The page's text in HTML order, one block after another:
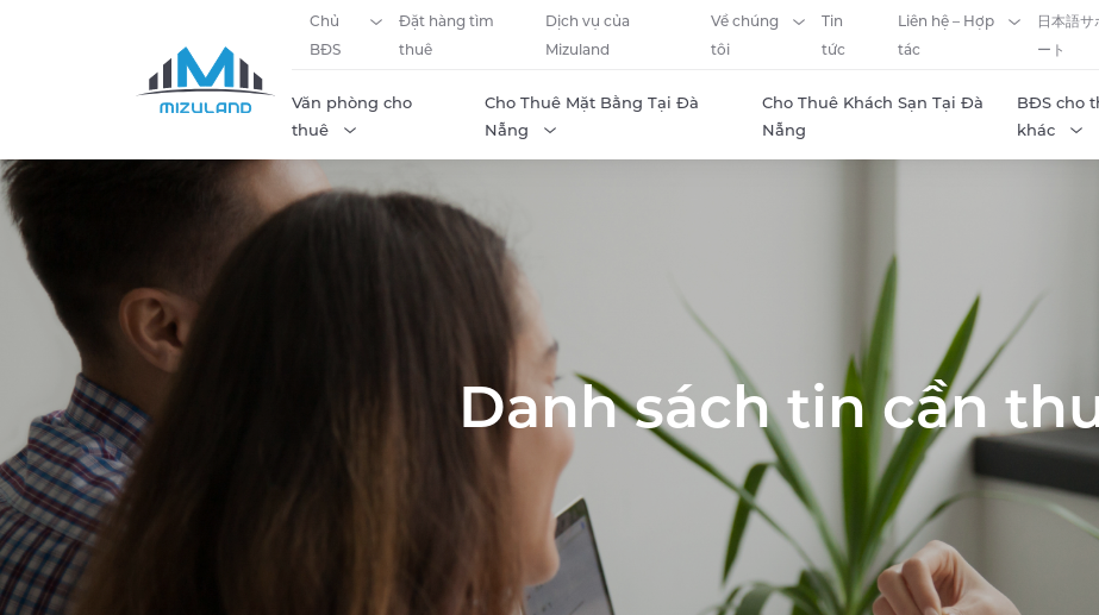
Skip to content
Chủ
BĐS
Đặt hàng tìm
thuê
Dịch vụ của
Mizuland
Về chúng
tôi
Tin
tức
Liên hệ – Hợp
tác
日本語サ
ート
Văn phòng cho
thuê
Cho Thuê Mặt Bằng Tại Đà
Nẵng
Cho Thuê Khách Sạn Tại Đà
Nẵng
BĐS cho
khác
Danh sách tin cần